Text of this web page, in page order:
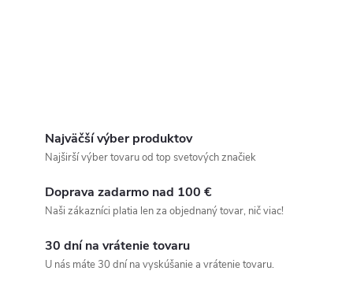
Najväčší výber produktov
Najširší výber tovaru od top svetových značiek
Doprava zadarmo nad 100 €
Naši zákazníci platia len za objednaný tovar, nič viac!
30 dní na vrátenie tovaru
U nás máte 30 dní na vyskúšanie a vrátenie tovaru.